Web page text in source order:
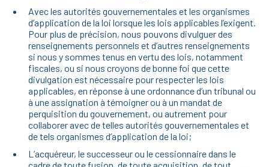
Avec les autorités gouvernementales et les organismes
d’application de la loi lorsque les lois applicables l’exigent.
Pour plus de précision, nous pouvons divulguer des
renseignements personnels et d’autres renseignements
si nous y sommes tenus en vertu des lois, notamment
fiscales, ou si nous croyons de bonne foi que cette
divulgation est nécessaire pour respecter les lois
applicables, en réponse à une ordonnance d’un tribunal ou
à une assignation à témoigner ou à un mandat de
perquisition du gouvernement, ou autrement pour
collaborer avec de telles autorités gouvernementales et
de tels organismes d’application de la loi;
L’acquéreur, le successeur ou le cessionnaire dans le